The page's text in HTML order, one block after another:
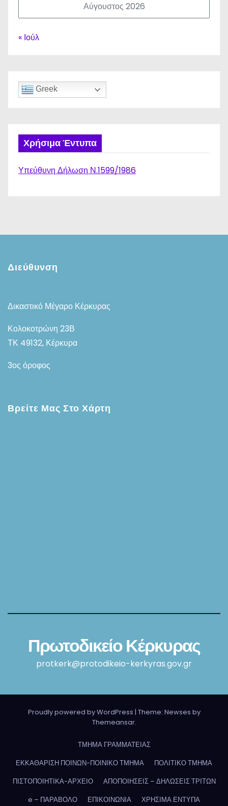
Αύγουστος 2026
« Ιούλ
Greek
Χρήσιμα Έντυπα
Υπεύθυνη Δήλωση Ν.1599/1986
Διεύθυνση
Δικαστικό Μέγαρο Κέρκυρας
Κολοκοτρώνη 23Β
ΤΚ 49132, Κέρκυρα
3ος όροφος
Βρείτε Μας Στο Χάρτη
Πρωτοδικείο Κέρκυρας
protkerk@protodikeio-kerkyras.gov.gr
Proudly powered by WordPress | Theme: Newses by
Themeansar.
ΤΜΗΜΑ ΓΡΑΜΜΑΤΕΙΑΣ
ΕΚΚΑΘΑΡΙΣΗ ΠΟΙΝΩΝ-ΠΟΙΝΙΚΟ ΤΜΗΜΑ
ΠΟΛΙΤΙΚΟ ΤΜΗΜΑ
ΠΙΣΤΟΠΟΙΗΤΙΚΑ-ΑΡΧΕΙΟ
ΑΠΟΠΟΙΗΣΕΙΣ – ΔΗΛΩΣΕΙΣ ΤΡΙΤΩΝ
e – ΠΑΡΑΒΟΛΟ
ΕΠΙΚΟΙΝΩΝΙΑ ΧΡΗΣΙΜΑ ΕΝΤΥΠΑ